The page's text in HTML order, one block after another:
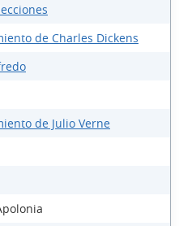
de Charles Dickens
de Julio Verne